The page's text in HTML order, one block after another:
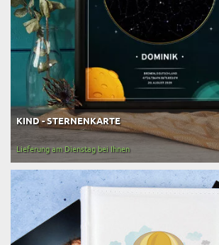
KIND - STERNENKARTE
Lieferung am Dienstag bei Ihnen